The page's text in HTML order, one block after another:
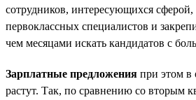
сотрудников, интересующихся сферой,
первоклассных специалистов и
чем месяцами искать кандидатов с
Зарплатные предложения при этом в
растут. Так, по сравнению со вторым